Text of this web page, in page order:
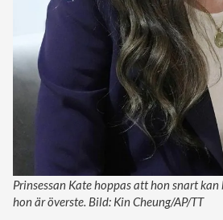
Prinsessan Kate hoppas att hon snart
hon är överste. Bild: Kin Cheung/AP/TT